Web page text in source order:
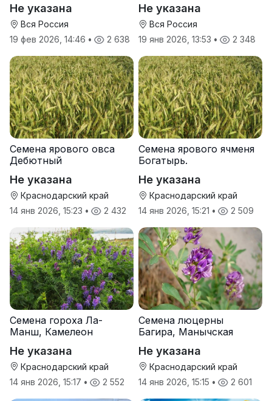
Не указана
Вся Россия
19 фев 2026, 14:46 • 2 638
Не указана
Вся Россия
19 янв 2026, 13:53 • 2 348
Семена ярового овса
Дебютный
Не указана
Краснодарский край
14 янв 2026, 15:23 • 2 432
Семена ярового ячменя
Богатырь.
Не указана
Краснодарский край
14 янв 2026, 15:21 • 2 509
Семена гороха Ла-
Манш, Камелеон
Не указана
Краснодарский край
14 янв 2026, 15:17 • 2 552
Семена люцерны
Багира, Манычская
Не указана
Краснодарский край
14 янв 2026, 15:15 • 2 601